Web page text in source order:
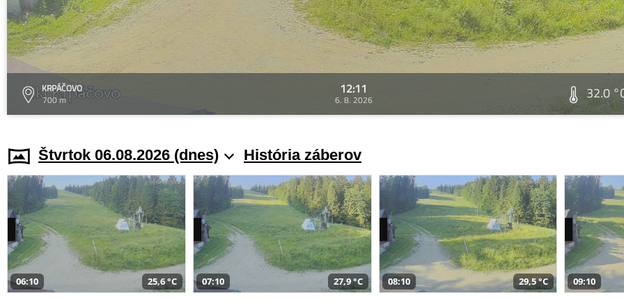
KRPÁČOVO
700 m
12:11
6. 8. 2026 32.0
Štvrtok 06.08.2026 (dnes) História záberov
06:10 25,6 °C 07:10 27,9 °C 08:10 29,5 °C 09:10